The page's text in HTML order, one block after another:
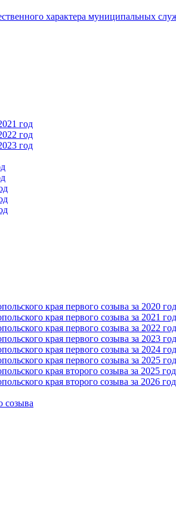
характера муниципальных
год
год
год
края первого созыва за 2020 год
края первого созыва за 2021 год
края первого созыва за 2022 год
края первого созыва за 2023 год
края первого созыва за 2024 год
края первого созыва за 2025 год
края второго созыва за 2025 год
края второго созыва за 2026 год
созыва